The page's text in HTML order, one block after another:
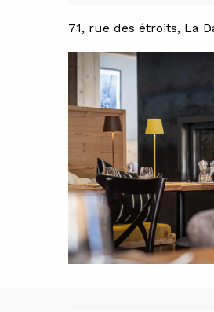
71, rue des étroits, La